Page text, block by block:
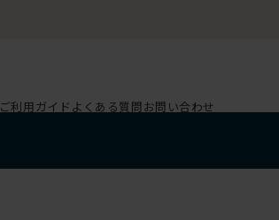
ご利用ガイド よくある質問お問い合わせ